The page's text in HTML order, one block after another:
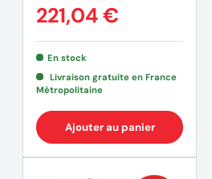
221,04 €
En stock
Livraison gratuite en France
Métropolitaine
Ajouter au panier